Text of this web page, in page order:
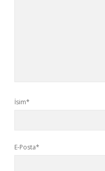
İsim*
E-Posta*